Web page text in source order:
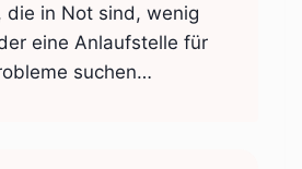
die in Not sind, wenig
eine Anlaufstelle für
suchen…